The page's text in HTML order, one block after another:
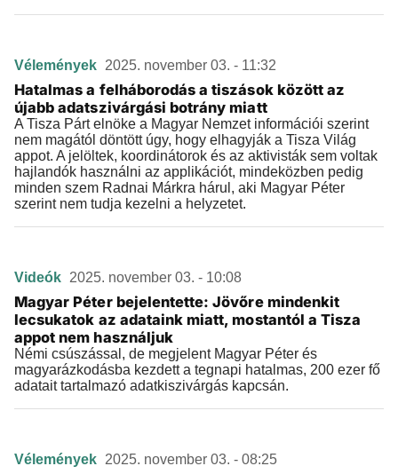
Vélemények 2025. november 03. - 11:32
Hatalmas a felháborodás a tiszások között az
újabb adatszivárgási botrány miatt
A Tisza Párt elnöke a Magyar Nemzet információi szerint
nem magától döntött úgy, hogy elhagyják a Tisza Világ
appot. A jelöltek, koordinátorok és az aktivisták sem voltak
hajlandók használni az applikációt, mindeközben pedig
minden szem Radnai Márkra hárul, aki Magyar Péter
szerint nem tudja kezelni a helyzetet.
Videók 2025. november 03. - 10:08
Magyar Péter bejelentette: Jövőre mindenkit
lecsukatok az adataink miatt, mostantól a Tisza
appot nem használjuk
Némi csúszással, de megjelent Magyar Péter és
magyarázkodásba kezdett a tegnapi hatalmas, 200 ezer fő
adatait tartalmazó adatkiszivárgás kapcsán.
Vélemények 2025. november 03. - 08:25